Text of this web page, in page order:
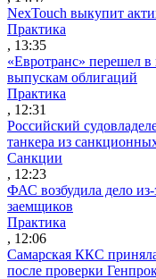
NexTouch выкупит
Практика
, 13:35
«Евротранс» перешел
выпускам облигаций
Практика
, 12:31
Российский
танкера из
Санкции
, 12:23
ФАС возбудила дело
заемщиков
Практика
, 12:06
Самарская ККС
после проверки